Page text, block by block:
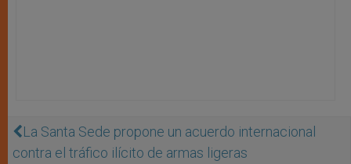
La Santa Sede propone un acuerdo internacional
contra el tráfico ilícito de armas ligeras